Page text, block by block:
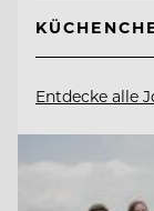
Entdecke alle